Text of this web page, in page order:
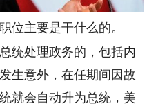
位主要是干什么的。
统处理政务的，包括内
生意外，在任期间因故
就会自动升为总统，美